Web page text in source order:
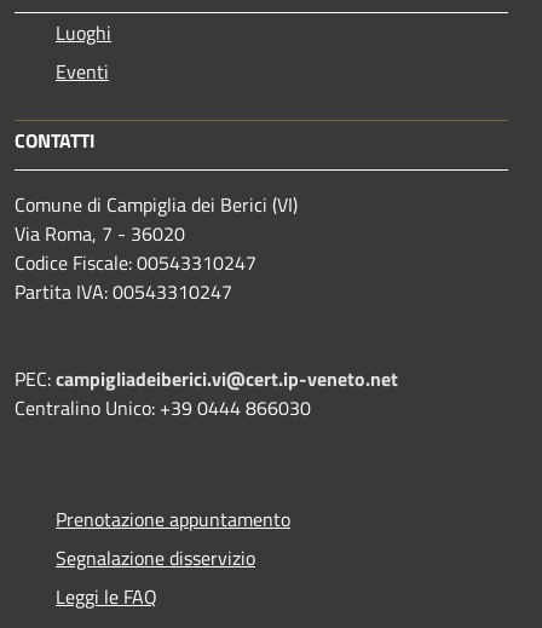
Luoghi
Eventi
CONTATTI
Comune di Campiglia dei Berici (VI)
Via Roma, 7 - 36020
Codice Fiscale: 00543310247
Partita IVA: 00543310247
PEC:campigliadeiberici.vi@cert.ip-veneto.net
Centralino Unico: +39 0444 866030
Prenotazione appuntamento
Segnalazione disservizio
Leggi le FAQ